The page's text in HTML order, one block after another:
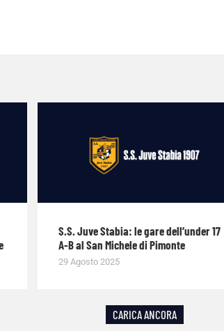
S.S. Juve Stabia: le gare dell’under 17
A-B al San Michele di Pimonte
29 Agosto 2025
CARICA ANCORA